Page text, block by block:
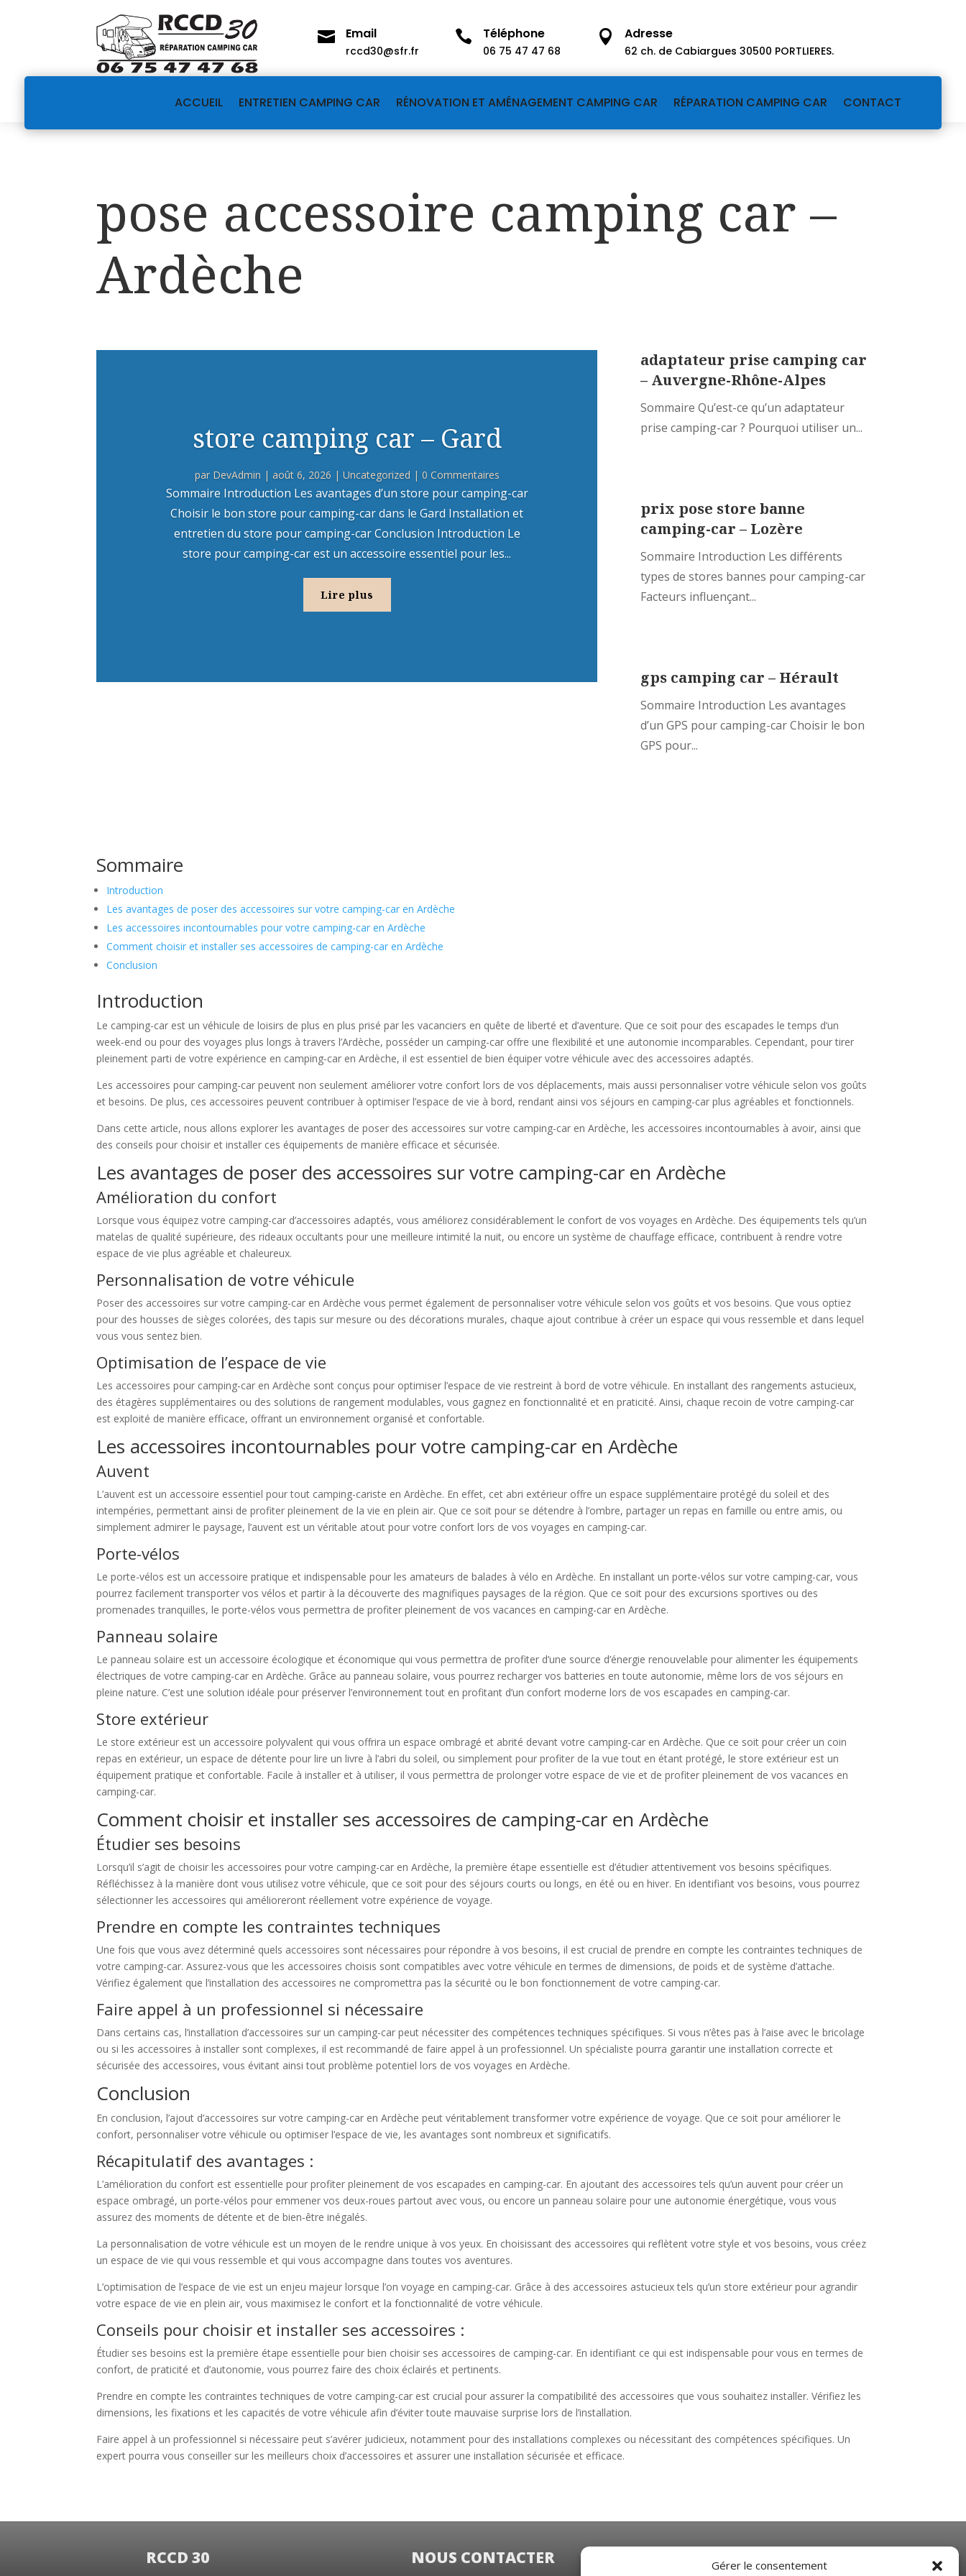
Gérer le consentement
 Email
rccd30@sfr.fr
 Téléphone
06 75 47 47 68
 Adresse
62 ch. de Cabiargues 30500 PORTLIERES.
ACCUEIL ENTRETIEN CAMPING CAR RÉNOVATION ET AMÉNAGEMENT CAMPING CAR RÉPARATION CAMPING CAR CONTACT
pose accessoire camping car –
Ardèche
store camping car – Gard
par DevAdmin | août 6, 2026 | Uncategorized | 0 Commentaires
Sommaire Introduction Les avantages d’un store pour camping-car
Choisir le bon store pour camping-car dans le Gard Installation et
entretien du store pour camping-car Conclusion Introduction Le
store pour camping-car est un accessoire essentiel pour les...
Lire plus
adaptateur prise camping car
– Auvergne-Rhône-Alpes
Sommaire Qu’est-ce qu’un adaptateur
prise camping-car ? Pourquoi utiliser un...
prix pose store banne
camping-car – Lozère
Sommaire Introduction Les différents
types de stores bannes pour camping-car
Facteurs influençant...
gps camping car – Hérault
Sommaire Introduction Les avantages
d’un GPS pour camping-car Choisir le bon
GPS pour...
Sommaire
Introduction
Les avantages de poser des accessoires sur votre camping-car en Ardèche
Les accessoires incontournables pour votre camping-car en Ardèche
Comment choisir et installer ses accessoires de camping-car en Ardèche
Conclusion
Introduction
Le camping-car est un véhicule de loisirs de plus en plus prisé par les vacanciers en quête de liberté et d’aventure. Que ce soit pour des escapades le temps d’un
week-end ou pour des voyages plus longs à travers l’Ardèche, posséder un camping-car offre une flexibilité et une autonomie incomparables. Cependant, pour tirer
pleinement parti de votre expérience en camping-car en Ardèche, il est essentiel de bien équiper votre véhicule avec des accessoires adaptés.
Les accessoires pour camping-car peuvent non seulement améliorer votre confort lors de vos déplacements, mais aussi personnaliser votre véhicule selon vos goûts
et besoins. De plus, ces accessoires peuvent contribuer à optimiser l’espace de vie à bord, rendant ainsi vos séjours en camping-car plus agréables et fonctionnels.
Dans cette article, nous allons explorer les avantages de poser des accessoires sur votre camping-car en Ardèche, les accessoires incontournables à avoir, ainsi que
des conseils pour choisir et installer ces équipements de manière efficace et sécurisée.
Les avantages de poser des accessoires sur votre camping-car en Ardèche
Amélioration du confort
Lorsque vous équipez votre camping-car d’accessoires adaptés, vous améliorez considérablement le confort de vos voyages en Ardèche. Des équipements tels qu’un
matelas de qualité supérieure, des rideaux occultants pour une meilleure intimité la nuit, ou encore un système de chauffage efficace, contribuent à rendre votre
espace de vie plus agréable et chaleureux.
Personnalisation de votre véhicule
Poser des accessoires sur votre camping-car en Ardèche vous permet également de personnaliser votre véhicule selon vos goûts et vos besoins. Que vous optiez
pour des housses de sièges colorées, des tapis sur mesure ou des décorations murales, chaque ajout contribue à créer un espace qui vous ressemble et dans lequel
vous vous sentez bien.
Optimisation de l’espace de vie
Les accessoires pour camping-car en Ardèche sont conçus pour optimiser l’espace de vie restreint à bord de votre véhicule. En installant des rangements astucieux,
des étagères supplémentaires ou des solutions de rangement modulables, vous gagnez en fonctionnalité et en praticité. Ainsi, chaque recoin de votre camping-car
est exploité de manière efficace, offrant un environnement organisé et confortable.
Les accessoires incontournables pour votre camping-car en Ardèche
Auvent
L’auvent est un accessoire essentiel pour tout camping-cariste en Ardèche. En effet, cet abri extérieur offre un espace supplémentaire protégé du soleil et des
intempéries, permettant ainsi de profiter pleinement de la vie en plein air. Que ce soit pour se détendre à l’ombre, partager un repas en famille ou entre amis, ou
simplement admirer le paysage, l’auvent est un véritable atout pour votre confort lors de vos voyages en camping-car.
Porte-vélos
Le porte-vélos est un accessoire pratique et indispensable pour les amateurs de balades à vélo en Ardèche. En installant un porte-vélos sur votre camping-car, vous
pourrez facilement transporter vos vélos et partir à la découverte des magnifiques paysages de la région. Que ce soit pour des excursions sportives ou des
promenades tranquilles, le porte-vélos vous permettra de profiter pleinement de vos vacances en camping-car en Ardèche.
Panneau solaire
Le panneau solaire est un accessoire écologique et économique qui vous permettra de profiter d’une source d’énergie renouvelable pour alimenter les équipements
électriques de votre camping-car en Ardèche. Grâce au panneau solaire, vous pourrez recharger vos batteries en toute autonomie, même lors de vos séjours en
pleine nature. C’est une solution idéale pour préserver l’environnement tout en profitant d’un confort moderne lors de vos escapades en camping-car.
Store extérieur
Le store extérieur est un accessoire polyvalent qui vous offrira un espace ombragé et abrité devant votre camping-car en Ardèche. Que ce soit pour créer un coin
repas en extérieur, un espace de détente pour lire un livre à l’abri du soleil, ou simplement pour profiter de la vue tout en étant protégé, le store extérieur est un
équipement pratique et confortable. Facile à installer et à utiliser, il vous permettra de prolonger votre espace de vie et de profiter pleinement de vos vacances en
camping-car.
Comment choisir et installer ses accessoires de camping-car en Ardèche
Étudier ses besoins
Lorsqu’il s’agit de choisir les accessoires pour votre camping-car en Ardèche, la première étape essentielle est d’étudier attentivement vos besoins spécifiques.
Réfléchissez à la manière dont vous utilisez votre véhicule, que ce soit pour des séjours courts ou longs, en été ou en hiver. En identifiant vos besoins, vous pourrez
sélectionner les accessoires qui amélioreront réellement votre expérience de voyage.
Prendre en compte les contraintes techniques
Une fois que vous avez déterminé quels accessoires sont nécessaires pour répondre à vos besoins, il est crucial de prendre en compte les contraintes techniques de
votre camping-car. Assurez-vous que les accessoires choisis sont compatibles avec votre véhicule en termes de dimensions, de poids et de système d’attache.
Vérifiez également que l’installation des accessoires ne compromettra pas la sécurité ou le bon fonctionnement de votre camping-car.
Faire appel à un professionnel si nécessaire
Dans certains cas, l’installation d’accessoires sur un camping-car peut nécessiter des compétences techniques spécifiques. Si vous n’êtes pas à l’aise avec le bricolage
ou si les accessoires à installer sont complexes, il est recommandé de faire appel à un professionnel. Un spécialiste pourra garantir une installation correcte et
sécurisée des accessoires, vous évitant ainsi tout problème potentiel lors de vos voyages en Ardèche.
Conclusion
En conclusion, l’ajout d’accessoires sur votre camping-car en Ardèche peut véritablement transformer votre expérience de voyage. Que ce soit pour améliorer le
confort, personnaliser votre véhicule ou optimiser l’espace de vie, les avantages sont nombreux et significatifs.
Récapitulatif des avantages :
L’amélioration du confort est essentielle pour profiter pleinement de vos escapades en camping-car. En ajoutant des accessoires tels qu’un auvent pour créer un
espace ombragé, un porte-vélos pour emmener vos deux-roues partout avec vous, ou encore un panneau solaire pour une autonomie énergétique, vous vous
assurez des moments de détente et de bien-être inégalés.
La personnalisation de votre véhicule est un moyen de le rendre unique à vos yeux. En choisissant des accessoires qui reflètent votre style et vos besoins, vous créez
un espace de vie qui vous ressemble et qui vous accompagne dans toutes vos aventures.
L’optimisation de l’espace de vie est un enjeu majeur lorsque l’on voyage en camping-car. Grâce à des accessoires astucieux tels qu’un store extérieur pour agrandir
votre espace de vie en plein air, vous maximisez le confort et la fonctionnalité de votre véhicule.
Conseils pour choisir et installer ses accessoires :
Étudier ses besoins est la première étape essentielle pour bien choisir ses accessoires de camping-car. En identifiant ce qui est indispensable pour vous en termes de
confort, de praticité et d’autonomie, vous pourrez faire des choix éclairés et pertinents.
Prendre en compte les contraintes techniques de votre camping-car est crucial pour assurer la compatibilité des accessoires que vous souhaitez installer. Vérifiez les
dimensions, les fixations et les capacités de votre véhicule afin d’éviter toute mauvaise surprise lors de l’installation.
Faire appel à un professionnel si nécessaire peut s’avérer judicieux, notamment pour des installations complexes ou nécessitant des compétences spécifiques. Un
expert pourra vous conseiller sur les meilleurs choix d’accessoires et assurer une installation sécurisée et efficace.
RCCD 30 NOUS CONTACTER NOS HORAIRES